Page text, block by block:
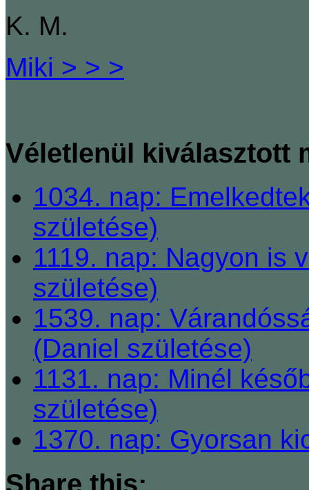
K. M.
Miki > > >
Véletlenül kiválasztott
1034. nap:
születése)
1119. nap: Nagyon is
születése)
1539. nap:
(Daniel születése)
1131. nap: Minél
születése)
1370. nap: Gyorsan